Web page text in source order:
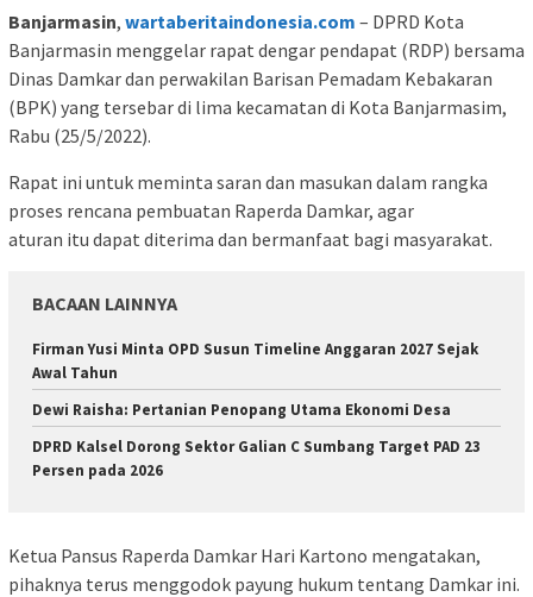
Banjarmasin, wartaberitaindonesia.com – DPRD Kota
Banjarmasin menggelar rapat dengar pendapat (RDP) bersama
Dinas Damkar dan perwakilan Barisan Pemadam Kebakaran
(BPK) yang tersebar di lima kecamatan di Kota Banjarmasim,
Rabu (25/5/2022).
Rapat ini untuk meminta saran dan masukan dalam rangka
proses rencana pembuatan Raperda Damkar, agar
aturan itu dapat diterima dan bermanfaat bagi masyarakat.
BACAAN LAINNYA
Firman Yusi Minta OPD Susun Timeline Anggaran 2027 Sejak
Awal Tahun
Dewi Raisha: Pertanian Penopang Utama Ekonomi Desa
DPRD Kalsel Dorong Sektor Galian C Sumbang Target PAD 23
Persen pada 2026
Ketua Pansus Raperda Damkar Hari Kartono mengatakan,
pihaknya terus menggodok payung hukum tentang Damkar ini.